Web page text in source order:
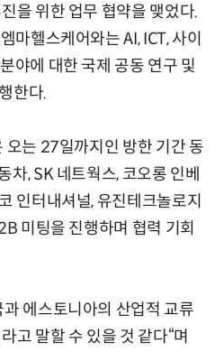
을 위한 업무 협약을 맺었다.
마헬스케어와는 AI, ICT, 사이
야에 대한 국제 공동 연구 및
한다.
오는 27일까지인 방한 기간 동
차, SK 네트웍스, 코오롱 인베
인터내셔널, 유진테크놀로지
미팅을 진행하며 협력 기회
에스토니아의 산업적 교류
고 말할 수 있을 것 같다“며